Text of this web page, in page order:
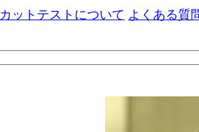
カットテストについて よくある質